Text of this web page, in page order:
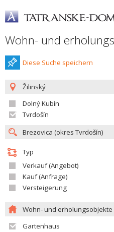
Wohn- und
Diese Suche speichern
Žilinský
Dolný Kubín
Tvrdošín
Typ
Verkauf (Angebot)
Kauf (Anfrage)
Versteigerung
Wohn- und erholungsobjekte
Gartenhaus